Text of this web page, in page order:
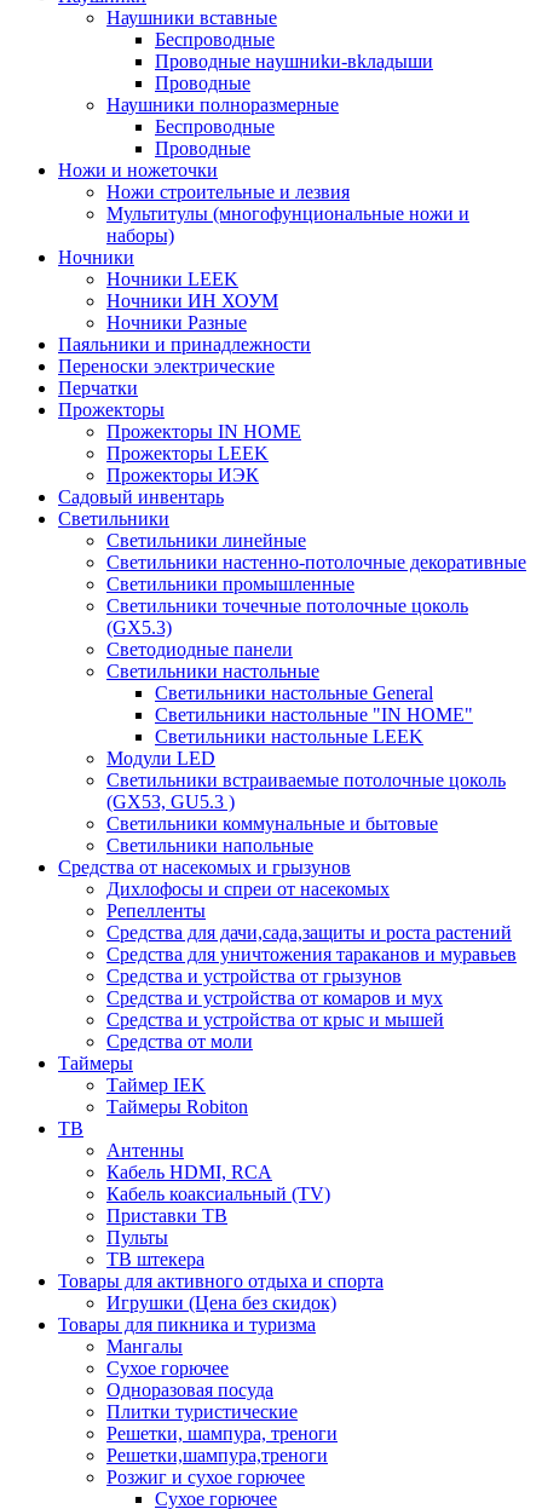
Наушники вставные
Беспроводные
Пpoвoдныe нayшниkи-вkлaдыши
Проводные
Наушники полноразмерные
Беспроводные
Проводные
Ножи и ножеточки
Ножи строительные и лезвия
Мультитулы (многофунциональные ножи и
наборы)
Ночники
Ночники LEEK
Ночники ИН ХОУМ
Ночники Разные
Паяльники и принадлежности
Переноски электрические
Перчатки
Прожекторы
Прожекторы IN HOME
Прожекторы LEEK
Прожекторы ИЭК
Садовый инвентарь
Светильники
Светильники линейные
Светильники настенно-потолочные декоративные
Светильники промышленные
Светильники точечные потолочные цоколь
(GX5.3)
Светодиодные панели
Cветильники настольные
Светильники настольные General
Светильники настольные "IN HOME"
Светильники настольные LEEK
Модули LED
Светильники встраиваемые потолочные цоколь
(GX53, GU5.3 )
Светильники коммунальные и бытовые
Светильники напольные
Средства от насекомых и грызунов
Дихлофосы и спреи от насекомых
Репелленты
Средства для дачи,сада,защиты и роста растений
Средства для уничтожения тараканов и муравьев
Средства и устройства от грызунов
Средства и устройства от комаров и мух
Средства и устройства от крыс и мышей
Средства от моли
Таймеры
Таймер IEK
Таймеры Robiton
ТВ
Антенны
Кабель HDMI, RCA
Кабель коаксиальный (TV)
Приставки ТВ
Пульты
ТВ штекера
Товары для активного отдыха и спорта
Игрушки (Цена без скидок)
Товары для пикника и туризма
Мангалы
Сухое горючее
Одноразовая посуда
Плитки туристические
Решетки, шампура, треноги
Решетки,шампура,треноги
Розжиг и сухое горючее
Сухое горючее